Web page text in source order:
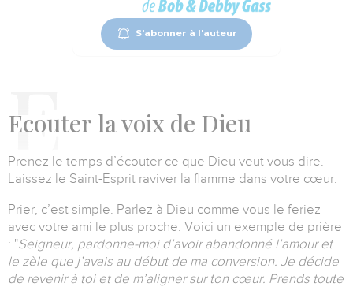
S'abonner à l'auteur
Ecouter la voix de Dieu
Prenez le temps d’écouter ce que Dieu veut vous dire.
Laissez le Saint-Esprit raviver la flamme dans votre cœur.
Prier, c’est simple. Parlez à Dieu comme vous le feriez
avec votre ami le plus proche. Voici un exemple de prière
: "Seigneur, pardonne-moi d’avoir abandonné l’amour et
le zèle que j’avais au début de ma conversion. Je décide
de revenir à toi et de m’aligner sur ton cœur. Prends toute